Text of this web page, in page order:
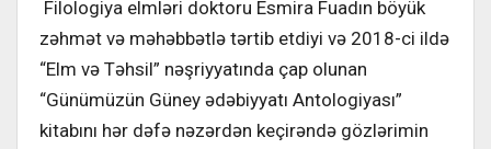
Filologiya elmləri doktoru Esmira Fuadın böyük
zəhmət və məhəbbətlə tərtib etdiyi və 2018-ci ildə
“Elm və Təhsil” nəşriyyatında çap olunan
“Günümüzün Güney ədəbiyyatı Antologiyası”
kitabını hər dəfə nəzərdən keçirəndə gözlərimin